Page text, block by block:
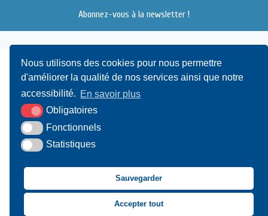
Nous utilisons des cookies pour nous permettre
d'améliorer la qualité de nos services ainsi que notre
accessibilité. En savoir plus
Obligatoires
Fonctionnels
Statistiques
Sauvegarder
Accepter tout
Abonnez-vous à la newsletter !
UAMC- 4, Bis Avenue du Canada - 14000 CAEN
Suivez-nous sur Facebook
Suivez-nous sur X
Suivez-nous sur LinkedIn